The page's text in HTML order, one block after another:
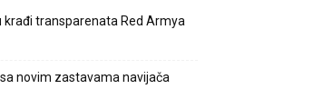
krađi transparenata Red Armya
novim zastavama navijača